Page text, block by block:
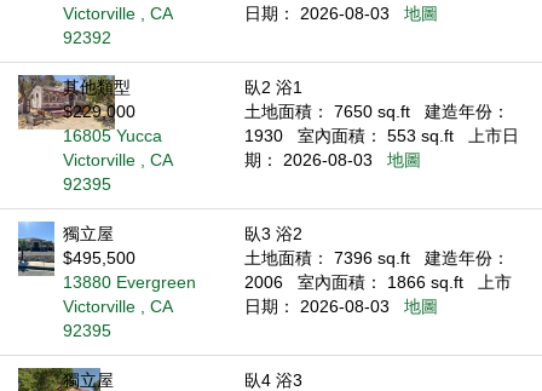
Victorville , CA
92392
日期： 2026-08-03
地圖
其他類型
$229,000
16805 Yucca
Victorville , CA
92395
臥2 浴1
土地面積： 7650 sq.ft
建造年份：
1930
室內面積： 553 sq.ft
上市日
期： 2026-08-03
地圖
獨立屋
$495,500
13880 Evergreen
Victorville , CA
92395
臥3 浴2
土地面積： 7396 sq.ft
建造年份：
2006
室內面積： 1866 sq.ft
上市
日期： 2026-08-03
地圖
獨立屋
臥4 浴3